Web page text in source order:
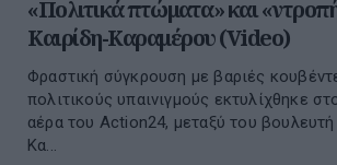
«Πολιτικά πτώματα» και
Καιρίδη-Καραμέρου (Video)
Φραστική σύγκρουση με βαριές
πολιτικούς υπαινιγμούς εκτυλίχθηκε
αέρα του Action24, μεταξύ του
Κα...